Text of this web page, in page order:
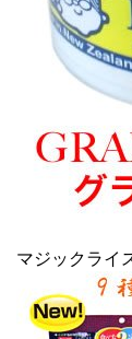
マジックライ